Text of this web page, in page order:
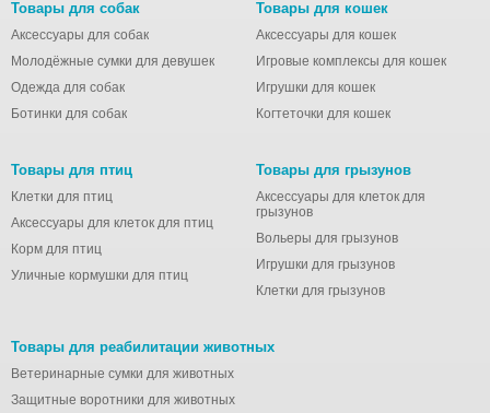
Товары для собак
Аксессуары для собак
Молодёжные сумки для девушек
Одежда для собак
Ботинки для собак
Товары для кошек
Аксессуары для кошек
Игровые комплексы для кошек
Игрушки для кошек
Когтеточки для кошек
Товары для птиц
Клетки для птиц
Аксессуары для клеток для птиц
Корм для птиц
Уличные кормушки для птиц
Товары для грызунов
Аксессуары для клеток для
грызунов
Вольеры для грызунов
Игрушки для грызунов
Клетки для грызунов
Товары для реабилитации животных
Ветеринарные сумки для животных
Защитные воротники для животных